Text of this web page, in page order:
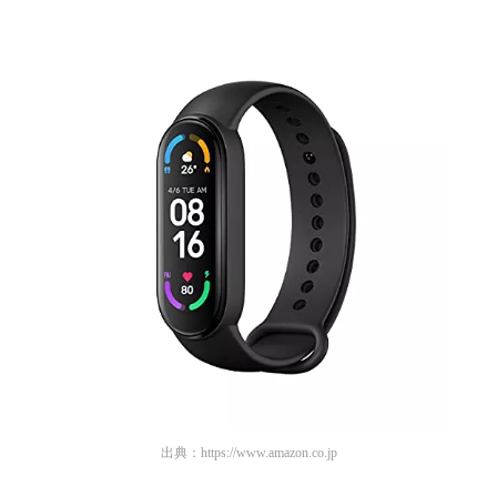
出典： https://www.amazon.co.jp